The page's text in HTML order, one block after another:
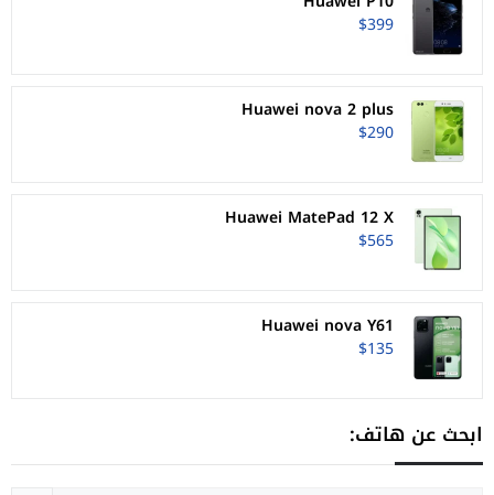
$399
Huawei nova 2 plus
$290
Huawei MatePad 12 X
$565
Huawei nova Y61
$135
ابحث عن هاتف: